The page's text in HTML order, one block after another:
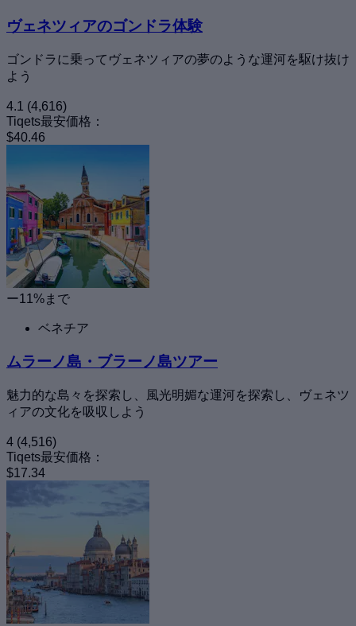
ヴェネツィアのゴンドラ体験
ゴンドラに乗ってヴェネツィアの夢のような運河を駆け抜け
よう
4.1 (4,616)
Tiqets最安価格：
$40.46
ー11%まで
ベネチア
ムラーノ島・ブラーノ島ツアー
魅力的な島々を探索し、風光明媚な運河を探索し、ヴェネツ
ィアの文化を吸収しよう
4 (4,516)
Tiqets最安価格：
$17.34